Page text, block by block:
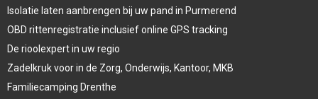
Isolatie laten aanbrengen bij uw pand in Purmerend
OBD rittenregistratie inclusief online GPS tracking
De rioolexpert in uw regio
Zadelkruk voor in de Zorg, Onderwijs, Kantoor, MKB
Familiecamping Drenthe